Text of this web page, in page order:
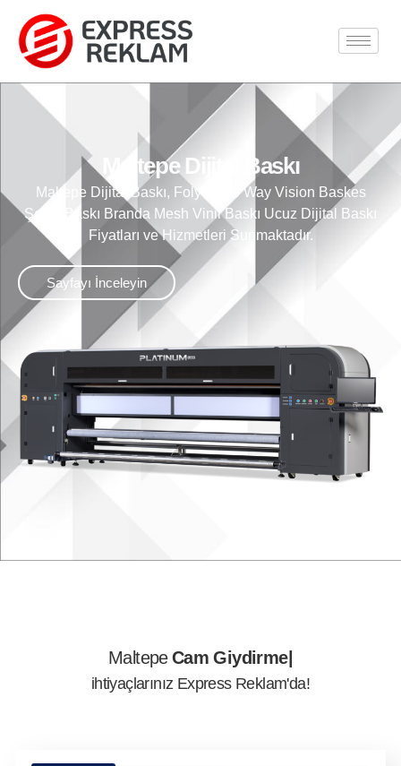
Maltepe Dijital Baskı
Maltepe Dijital Baskı, Folyo One Way Vision Baskes
Şeffaf Baskı Branda Mesh Vinil Baskı Ucuz Dijital Baskı
Fiyatları ve Hizmetleri Sunmaktadır.
Sayfayı İnceleyin
MaltepeReklam Tanıtım
ihtiyaçlarınız Express Reklam'da!